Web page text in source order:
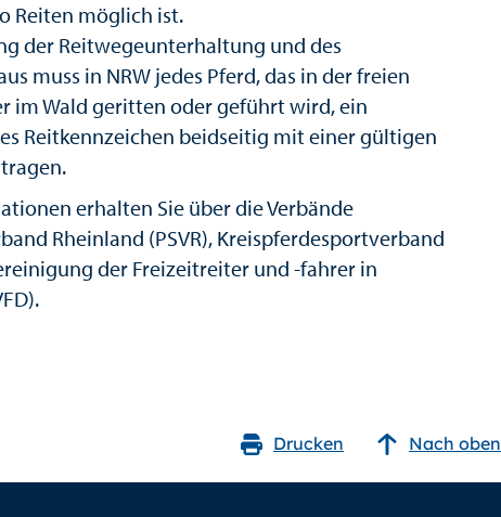
Reiten möglich ist.
der Reitwegeunterhaltung und des
muss in NRW jedes Pferd, das in der freien
im Wald geritten oder geführt wird, ein
Reitkennzeichen beidseitig mit einer gültigen
erhalten Sie über die Verbände
Rheinland (PSVR), Kreispferdesportverband
der Freizeitreiter und -fahrer in
Nach oben
Drucken